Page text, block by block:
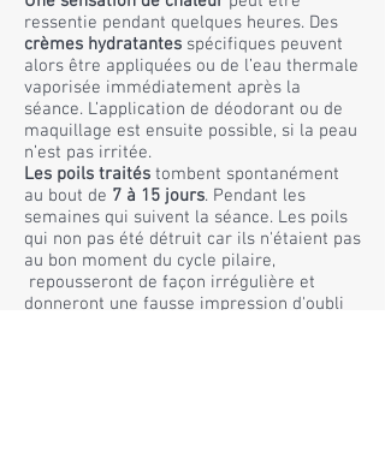
ressentie pendant quelques heures. Des
crèmes hydratantes spécifiques peuvent
alors être appliquées ou de l’eau thermale
vaporisée immédiatement après la
séance. L’application de déodorant ou de
maquillage est ensuite possible, si la peau
n’est pas irritée.
Les poils traités tombent spontanément
au bout de 7 à 15 jours. Pendant les
semaines qui suivent la séance. Les poils
qui non pas été détruit car ils n'étaient pas
au bon moment du cycle pilaire,
repousseront de façon irrégulière et
donneront une fausse impression d'oubli